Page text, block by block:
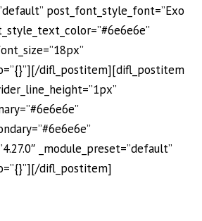
post_font_style_font=”Exo
difl_postitem][difl_postitem
_module_preset=”default”
difl_postitem]